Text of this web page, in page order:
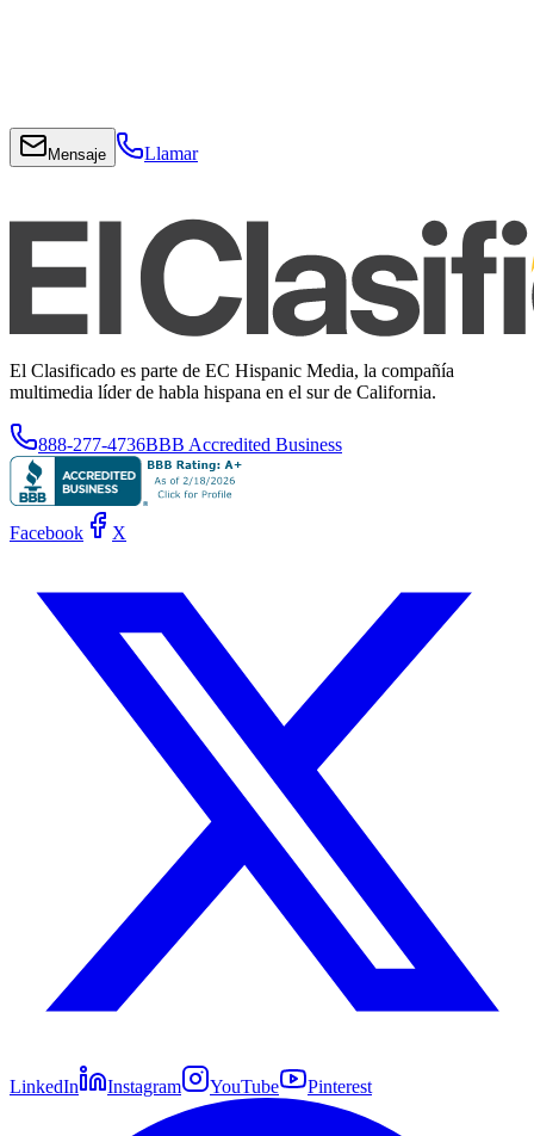
Mensaje Llamar
El Clasificado es parte de EC Hispanic Media, la compañía
multimedia líder de habla hispana en el sur de California.
888-277-4736BBB Accredited Business
Facebook X
LinkedIn Instagram YouTube Pinterest